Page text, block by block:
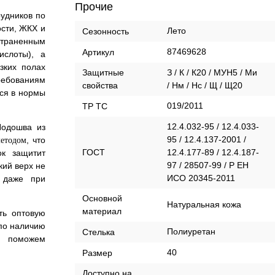
по
ЖКХ и
а
полах
в нормы
из
, что
защитит
верх не
даже при
оптовую
наличию
Прочие
Сезонность Лето
Артикул 87469628
Защитные
свойства
З / К / К20 / МУН5 / Ми
/ Нм / Нс / Щ / Щ20
ТР ТС 019/2011
ГОСТ
12.4.032-95 / 12.4.033-
95 / 12.4.137-2001 /
12.4.177-89 / 12.4.187-
97 / 28507-99 / Р ЕН
ИСО 20345-2011
Оcновной
материал
Натуральная кожа
Стелька Полиуретан
Размер 40